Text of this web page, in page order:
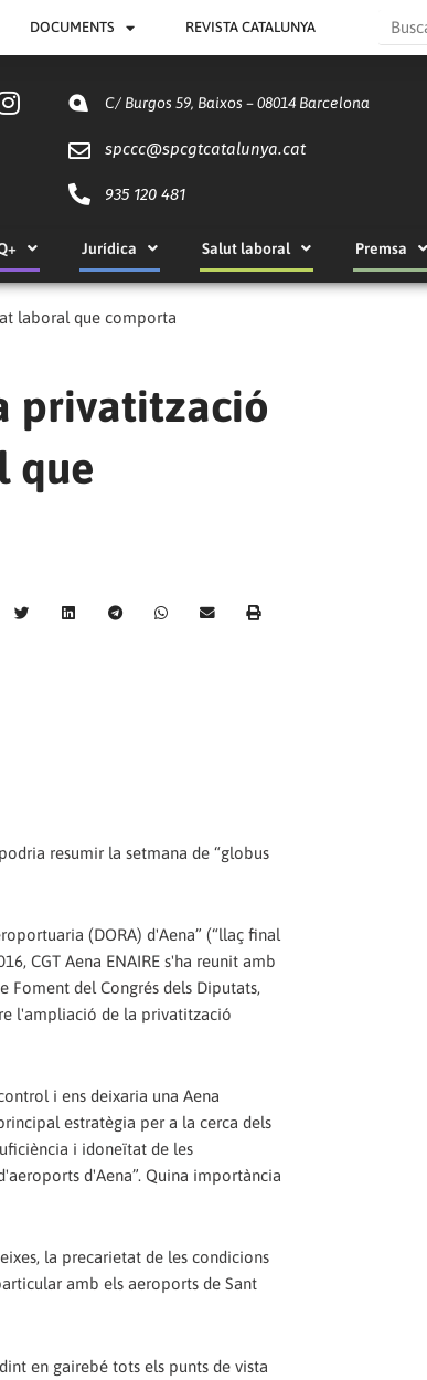
DOCUMENTS REVISTA CATALUNYA Search
C/ Burgos 59, Baixos – 08014 Barcelona
spccc@spcgtcatalunya.cat
935 120 481
Jurídica Salut laboral Premsa
laboral que comporta
privatització
que
resumir la setmana de “globus
(DORA) d'Aena” (“llaç final
CGT Aena ENAIRE s'ha reunit amb
Foment del Congrés dels Diputats,
l'ampliació de la privatització
i ens deixaria una Aena
estratègia per a la cerca dels
i idoneïtat de les
d'Aena”. Quina importància
la precarietat de les condicions
amb els aeroports de Sant
en gairebé tots els punts de vista